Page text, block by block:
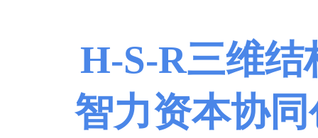
H-S-R三维结
智力资本协